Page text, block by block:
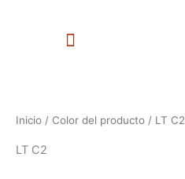
Menu
Inicio / Color del producto / LT C2
LT C2